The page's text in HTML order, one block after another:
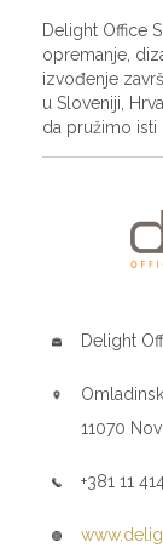
Delight Office
opremanje,
izvođenje
u Sloveniji,
da pružimo
Delight
11070
+381 11